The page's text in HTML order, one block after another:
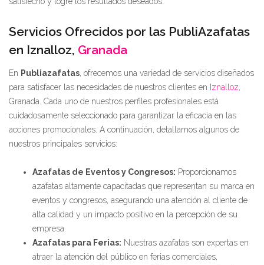
Servicios Ofrecidos por las PubliAzafatas
en Iznalloz, Granada
En Publiazafatas , ofrecemos una variedad de servicios diseñados
para satisfacer las necesidades de nuestros clientes en Iznalloz
Granada. Cada uno de nuestros perfiles profesionales está
cuidadosamente seleccionado para garantizar la eficacia en las
acciones promocionales. A continuación, detallamos algunos de
nuestros principales servicios:
Azafatas de Eventos y Congresos: Proporcionamos
azafatas altamente capacitadas que representan su marca en
eventos y congresos, asegurando una atención al cliente de
alta calidad y un impacto positivo en la percepción de su
empresa.
Azafatas para Ferias: Nuestras azafatas son expertas en
atraer la atención del público en ferias comerciales,